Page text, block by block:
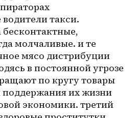
такси.
бесконтактные,
молчаливые. и те
мясо дистрибуции
в постоянной угрозе
по кругу товары
поддержания их жизни
экономики. третий